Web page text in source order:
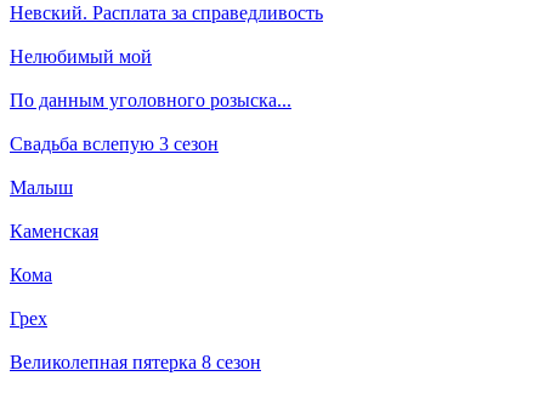
Невский. Расплата за справедливость
Нелюбимый мой
По данным уголовного розыска...
Свадьба вслепую 3 сезон
Малыш
Каменская
Кома
Грех
Великолепная пятерка 8 сезон